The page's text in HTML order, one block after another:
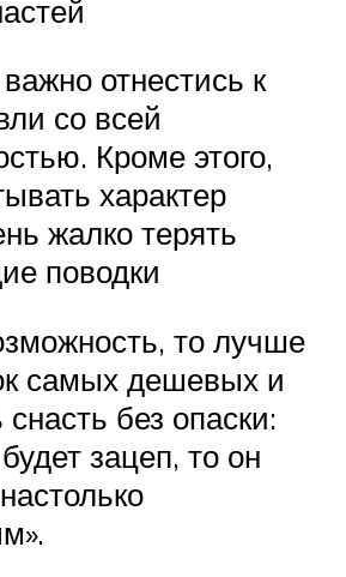
отнестись к
со всей
Кроме этого,
характер
жалко терять
поводки
то лучше
самых дешевых и
без опаски:
зацеп, то он